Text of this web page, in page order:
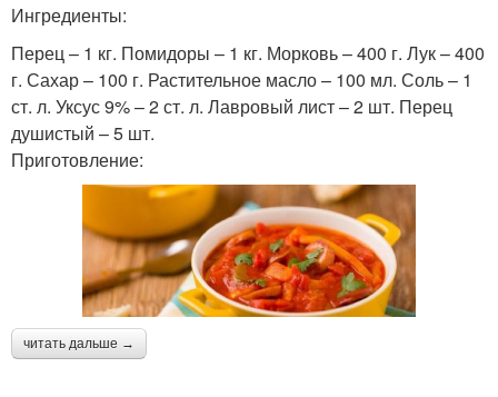
Ингредиенты:
Перец – 1 кг. Помидоры – 1 кг. Морковь – 400 г. Лук – 400
г. Сахар – 100 г. Растительное масло – 100 мл. Соль – 1
ст. л. Уксус 9% – 2 ст. л. Лавровый лист – 2 шт. Перец
душистый – 5 шт.
Приготовление:
читать дальше →